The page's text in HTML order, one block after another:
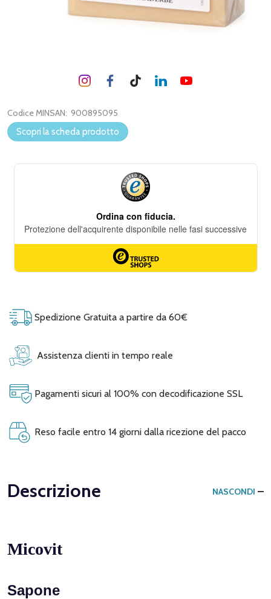
Codice MINSAN: 900895095
Scopri la scheda prodotto
Spedizione Gratuita a partire da 60€
Assistenza clienti in tempo reale
Pagamenti sicuri al 100% con decodificazione SSL
Reso facile entro 14 giorni dalla ricezione del pacco
Descrizione NASCONDI
Micovit
Sapone